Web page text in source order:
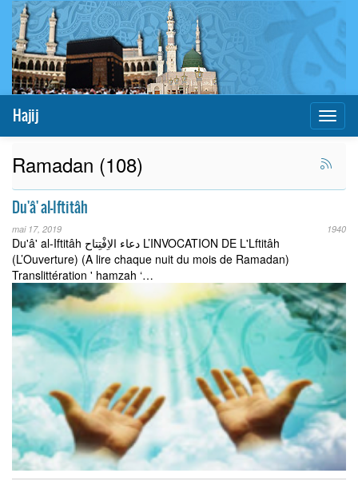
Hajij
Ramadan (108)
Du'â' al-Iftitâh
mai 17, 2019 1940
Du'â' al-Iftitâh دعاء الاِفْتِتاح L’INVOCATION DE L'Lftitâh
(L’Ouverture) (A lire chaque nuit du mois de Ramadan)
Translittération ' hamzah ‘…